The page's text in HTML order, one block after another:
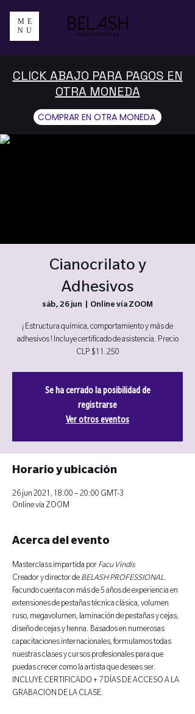
ME
NU
CLICK ABAJO PARA PAGOS EN
OTRA MONEDA
COMPRAR EN OTRA MONEDA
Cianocrilato y
Adhesivos
sáb, 26 jun Online vía ZOOM
¡ Estructura química, comportamiento y más de
adhesivos ! Incluye certificado de asistencia. Precio
CLP $11.250
Se ha cerrado la posibilidad de
registrarse
Ver otros eventos
Horario y ubicación
26 jun 2021, 18:00 – 20:00 GMT-3
Online vía ZOOM
Acerca del evento
Masterclass impartida por Facu Vindis
Creador y director de BELASH PROFESSIONAL.
Facundo cuenta con más de 5 años de experiencia en
extensiones de pestañas técnica clásica, volumen
ruso, megavolumen, laminación de pestañas y cejas,
diseño de cejas y henna. Basados en numerosas
capacitaciones internacionales, formulamos todas
nuestras clases y cursos profesionales para que
puedas crecer como la artista que deseas ser.
INCLUYE CERTIFICADO + 7 DÍAS DE ACCESO A LA
GRABACION DE LA CLASE.